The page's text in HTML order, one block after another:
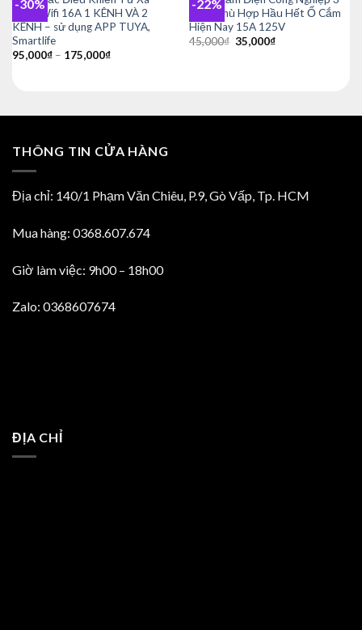
-30%
Add to
wishlist
Bằng Wifi 16A 1 KÊNH VÀ 2
KÊNH – sử dụng APP TUYA,
Smartlife
95,000₫– 175,000₫
-22%
Add to
wishlist
Chân Phù Hợp Hầu Hết Ổ Cắm
Hiện Nay 15A 125V
45,000₫ Giá
gốc
35,000₫Giá
THÔNG TIN CỬA HÀNG
Địa chỉ: 140/1 Phạm Văn Chiêu, P.9, Gò Vấp, Tp. HCM
Mua hàng: 0368.607.674
Giờ làm việc: 9h00 – 18h00
Zalo: 0368607674
ĐỊA CHỈ